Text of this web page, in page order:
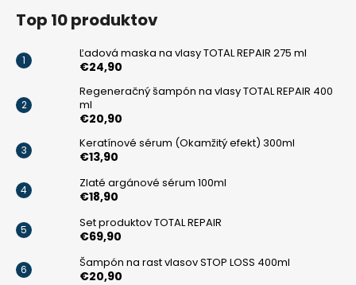
Top 10 produktov
Ľadová maska na vlasy TOTAL REPAIR 275 ml
€24,90
Regeneračný šampón na vlasy TOTAL REPAIR 400
ml
€20,90
Keratínové sérum (Okamžitý efekt) 300ml
€13,90
Zlaté argánové sérum 100ml
€18,90
Set produktov TOTAL REPAIR
€69,90
Šampón na rast vlasov STOP LOSS 400ml
€20,90